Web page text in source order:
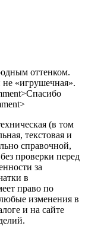
оттенком.
«игрушечная».
(в том
текстовая и
справочной,
проверки перед
за
в
право по
изменения в
и на сайте